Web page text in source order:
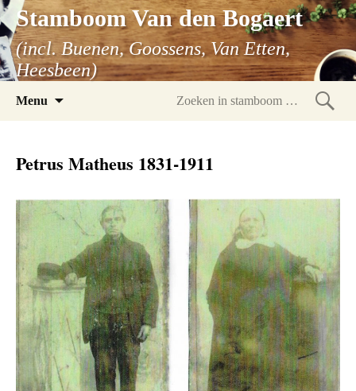
Stamboom Van den Bogaert
(incl. Buenen, Goossens, Van Etten,
Heesbeen)
Menu
Petrus Matheus 1831-1911